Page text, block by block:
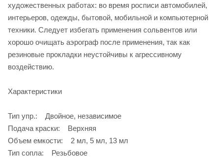
художественных работах: во время росписи автомобилей,
интерьеров, одежды, бытовой, мобильной и компьютерной
техники. Следует избегать применения сольвентов или
хорошо очищать аэрограф после применения, так как
резиновые прокладки неустойчивы к агрессивному
воздействию.
Характеристики
Тип упр.: Двойное, независимое
Подача краски: Верхняя
Объем емкости: 2 мл, 5 мл, 13 мл
Тип сопла: Резьбовое